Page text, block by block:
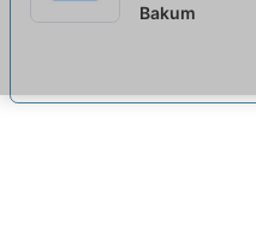
Bakum